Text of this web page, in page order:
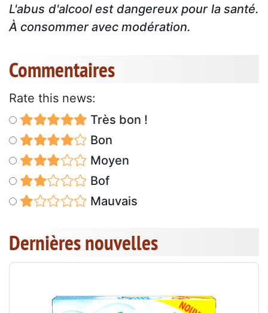
L'abus d'alcool est dangereux pour la santé.
À consommer avec modération.
Commentaires
Rate this news:
Très bon !
Bon
Moyen
Bof
Mauvais
Dernières nouvelles